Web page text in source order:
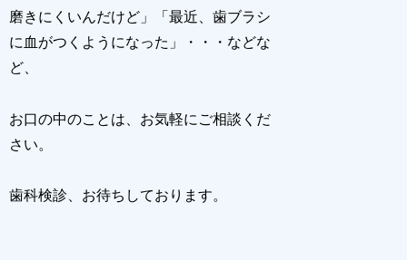
磨きにくいんだけど」「最近、歯ブラシ
に血がつくようになった」・・・などな
ど、
お口の中のことは、お気軽にご相談くだ
さい。
歯科検診、お待ちしております。